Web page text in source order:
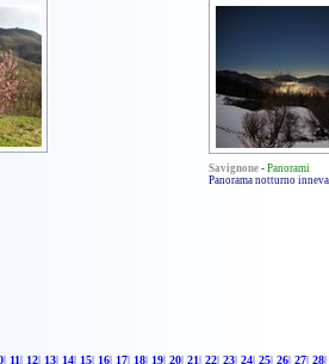
Savignone - Panorami
Panorama notturno
| 11| 12| 13| 14| 15| 16| 17| 18| 19| 20| 21| 22| 23| 24| 25| 26| 27| 28|